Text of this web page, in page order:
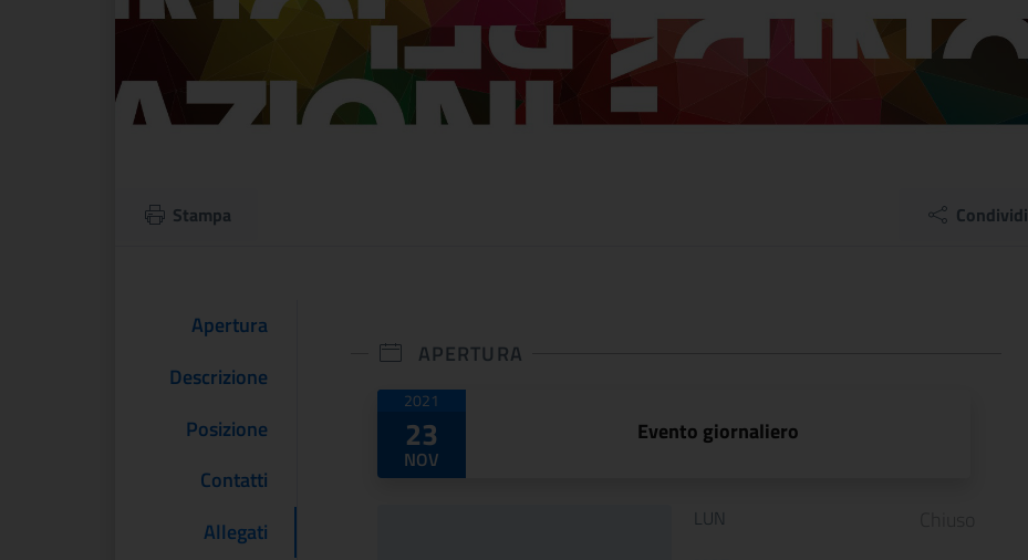
Stampa Condividi
Apertura
Descrizione
Posizione
Contatti
Allegati
APERTURA
Date di apertura
2021
23
NOV
Evento giornaliero
Orario di apertura:
LUN